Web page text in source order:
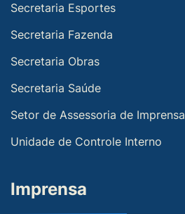
Secretaria Esportes
Secretaria Fazenda
Secretaria Obras
Secretaria Saúde
Setor de Assessoria de Imprensa
Unidade de Controle Interno
Imprensa